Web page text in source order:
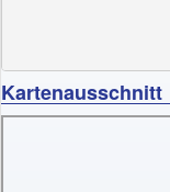
Kartenausschnitt